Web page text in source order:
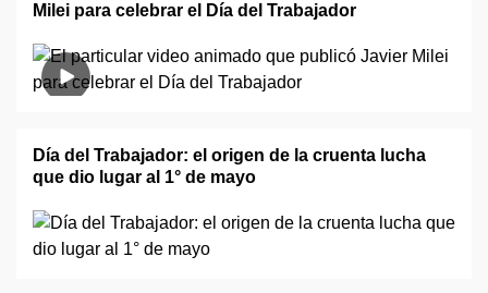
Milei para celebrar el Día del Trabajador
Día del Trabajador: el origen de la cruenta lucha
que dio lugar al 1° de mayo